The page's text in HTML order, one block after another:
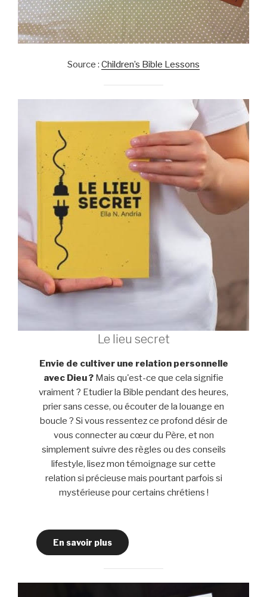
Source : Children’s Bible Lessons
Le lieu secret
Envie de cultiver une relation personnelle
avec Dieu ? Mais qu'est-ce que cela signifie
vraiment ? Etudier la Bible pendant des heures,
prier sans cesse, ou écouter de la louange en
boucle ? Si vous ressentez ce profond désir de
vous connecter au cœur du Père, et non
simplement suivre des règles ou des conseils
lifestyle, lisez mon témoignage sur cette
relation si précieuse mais pourtant parfois si
mystérieuse pour certains chrétiens !
En savoir plus